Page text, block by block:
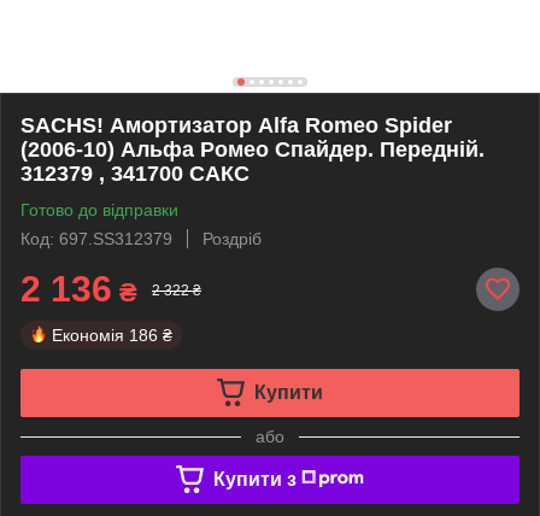
SACHS! Амортизатор Alfa Romeo Spider
(2006-10) Альфа Ромео Спайдер. Передній.
312379 , 341700 САКС
Готово до відправки
Код: 697.SS312379
Роздріб
2 136 ₴ 2 322 ₴
Економія 186 ₴
Купити
або
Купити з